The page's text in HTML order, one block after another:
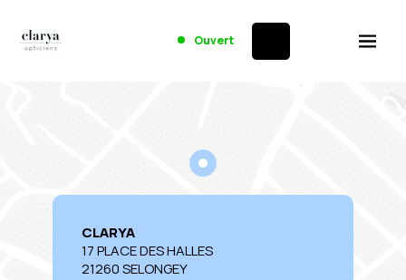
Ouvert
CLARYA
17 PLACE DES HALLES
21260 SELONGEY